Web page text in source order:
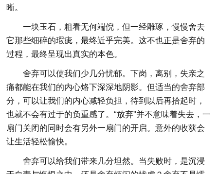
晰。
一块玉石，粗看无何端倪，但一经雕琢，慢慢舍去
它那些细碎的瑕疵，最终近乎完美。这不也正是舍弃的
过程，最终呈现出真实的本色。
舍弃可以使我们少几分忧郁。下岗，离别，失亲之
痛都能在我们的内心烙下深深地阴影。但适当的舍弃部
分，可以让我们的内心减轻负担，待到以后再拾起时，
也就不会有过于的负重感了。“放弃”并不意味着失去，一
扇门关闭的同时会有另外一扇门的开启。意外的收获会
让生活轻松愉快。
舍弃可以给我们带来几分坦然。当失败时，是沉浸